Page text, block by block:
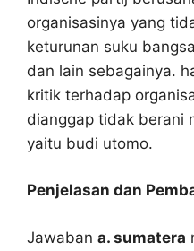
organisasinya yang
keturunan suku
dan lain sebagainya.
kritik terhadap
dianggap tidak berani
yaitu budi utomo.
Penjelasan dan
Jawaban a. sumatera